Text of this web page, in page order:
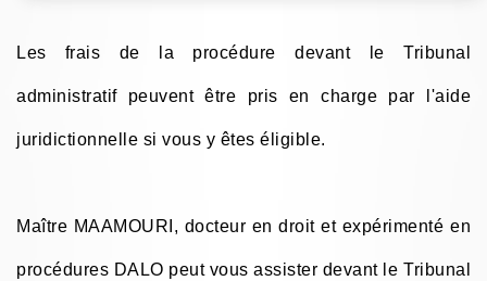
Les frais de la procédure devant le Tribunal
administratif peuvent être pris en charge par l'aide
juridictionnelle si vous y êtes éligible.
Maître MAAMOURI, docteur en droit et expérimenté en
procédures DALO peut vous assister devant le Tribunal